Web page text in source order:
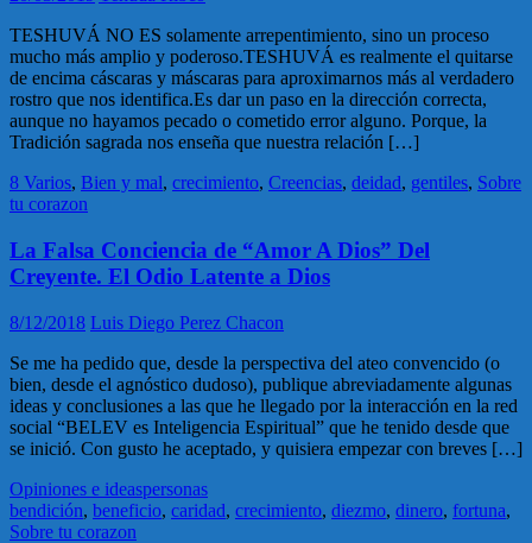
TESHUVÁ NO ES solamente arrepentimiento, sino un proceso
mucho más amplio y poderoso.TESHUVÁ es realmente el quitarse
de encima cáscaras y máscaras para aproximarnos más al verdadero
rostro que nos identifica.Es dar un paso en la dirección correcta,
aunque no hayamos pecado o cometido error alguno. Porque, la
Tradición sagrada nos enseña que nuestra relación […]
8 Varios, Bien y mal, crecimiento, Creencias, deidad, gentiles, Sobre
tu corazon
La Falsa Conciencia de “Amor A Dios” Del
Creyente. El Odio Latente a Dios
8/12/2018 Luis Diego Perez Chacon
Se me ha pedido que, desde la perspectiva del ateo convencido (o
bien, desde el agnóstico dudoso), publique abreviadamente algunas
ideas y conclusiones a las que he llegado por la interacción en la red
social “BELEV es Inteligencia Espiritual” que he tenido desde que
se inició. Con gusto he aceptado, y quisiera empezar con breves […]
Opiniones e ideaspersonas
bendición, beneficio, caridad, crecimiento, diezmo, dinero, fortuna,
Sobre tu corazon